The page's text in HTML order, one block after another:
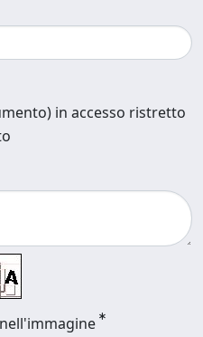
in accesso ristretto